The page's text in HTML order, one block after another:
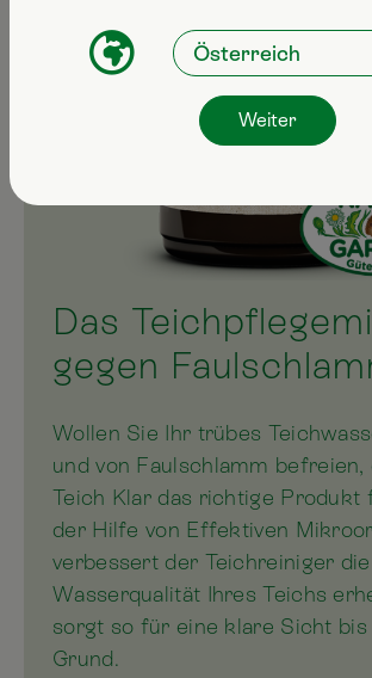
Das
gegen
Wollen Sie Ihr trübes
und von Faulschlamm befreien,
Teich Klar das richtige Produkt
der Hilfe von Effektiven
verbessert der Teichreiniger die
Wasserqualität Ihres Teichs
sorgt so für eine klare Sicht bis
Grund.
Weiter